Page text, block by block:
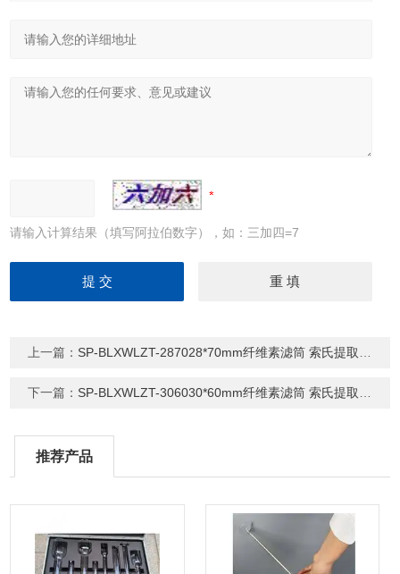
请输入计算结果（填写阿拉伯数字），如：三加四=7
上一篇： SP-BLXWLZT-287028*70mm纤维素滤筒 索氏提取器专用套筒
下一篇： SP-BLXWLZT-306030*60mm纤维素滤筒 索氏提取器专用套筒
推荐产品